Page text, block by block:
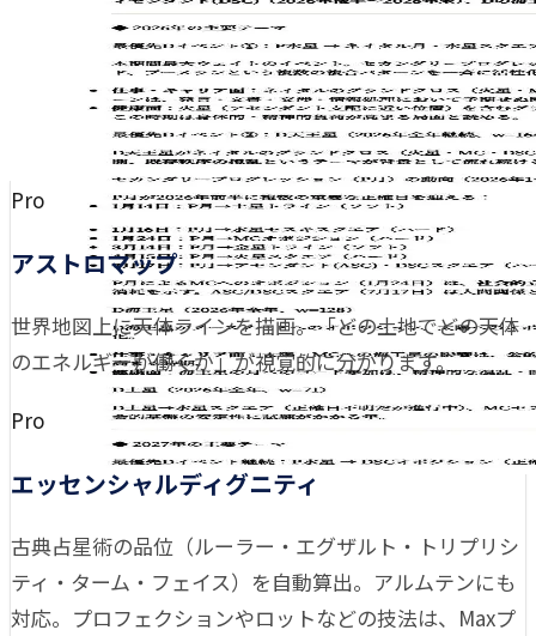
Pro
アストロマップ
世界地図上に天体ラインを描画。「どの土地でどの天体
のエネルギーが働くか」が視覚的に分かります。
Pro
エッセンシャルディグニティ
古典占星術の品位（ルーラー・エグザルト・トリプリシ
ティ・ターム・フェイス）を自動算出。アルムテンにも
対応。プロフェクションやロットなどの技法は、Maxプ